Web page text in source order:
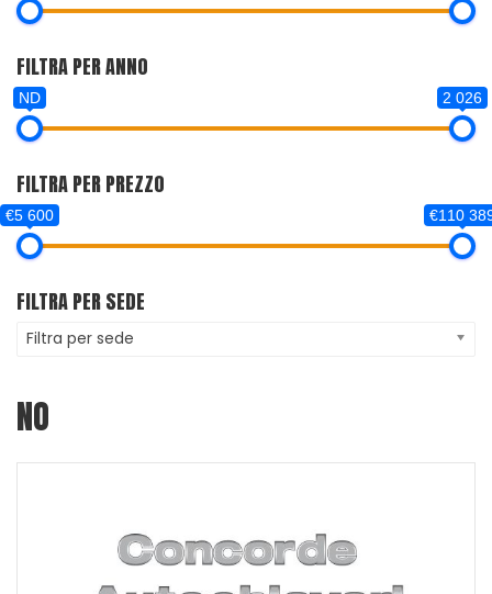
FILTRA PER ANNO
ND 2 026
FILTRA PER PREZZO
€5 600 €110
FILTRA PER SEDE
Filtra per sede
NO